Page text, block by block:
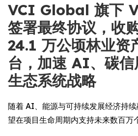
VCI Global 旗下
签署最终协议，收
24.1 万公顷林业资
台，加速 AI、碳
生态系统战略
随着 AI、能源与可持续发展经济持
望在项目生命周期内支持未来数百万